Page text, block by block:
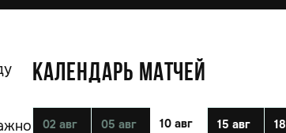
КАЛЕНДАРЬ МАТЧЕЙ
02 авг 05 авг 10 авг 15 авг